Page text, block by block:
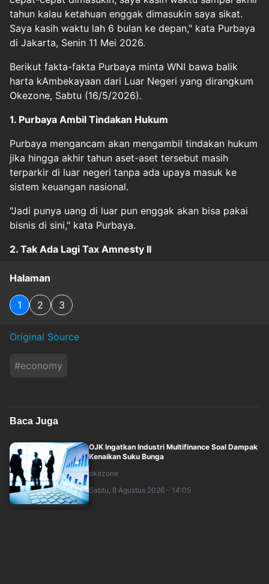
tahun kalau ketahuan enggak dimasukin saya sikat.
Saya kasih waktu lah 6 bulan ke depan," kata Purbaya
di Jakarta, Senin 11 Mei 2026.
Berikut fakta-fakta Purbaya minta WNI bawa balik
harta kAmbekayaan dari Luar Negeri yang dirangkum
Okezone, Sabtu (16/5/2026).
1. Purbaya Ambil Tindakan Hukum
Purbaya mengancam akan mengambil tindakan hukum
jika hingga akhir tahun aset-aset tersebut masih
terparkir di luar negeri tanpa ada upaya masuk ke
sistem keuangan nasional.
"Jadi punya uang di luar pun enggak akan bisa pakai
bisnis di sini," kata Purbaya.
2. Tak Ada Lagi Tax Amnesty II
Halaman
1 2 3
Original Source
#economy
Baca Juga
OJK Ingatkan Industri Multifinance Soal Dampak
Kenaikan Suku Bunga
okezone
Sabtu, 8 Agustus 2026 - 14:05